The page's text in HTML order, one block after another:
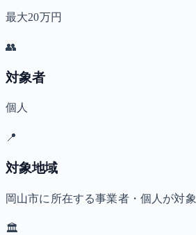
最大20万円
👥
対象者
個人
📍
対象地域
岡山市に所在する事業者・個人が対象
🏛️